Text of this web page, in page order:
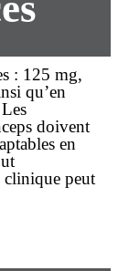
: 125 mg,
qu’en
doivent
en
clinique peut